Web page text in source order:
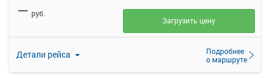
Детали рейса
Подробнее
о маршруте
— руб.
Загрузить цену